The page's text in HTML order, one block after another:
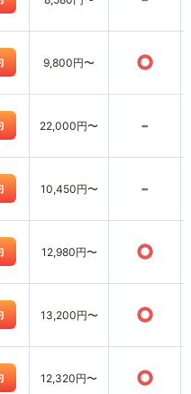
9,800円〜 ○
22,000円〜 -
10,450円〜 -
12,980円〜 ○
13,200円〜 ○
12,320円〜 ○